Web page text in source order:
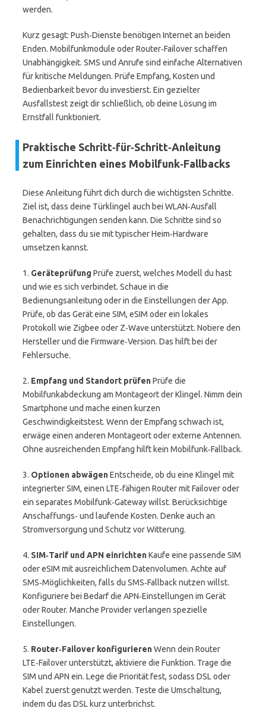
werden.
Kurz gesagt: Push‑Dienste benötigen Internet an beiden
Enden. Mobilfunkmodule oder Router‑Failover schaffen
Unabhängigkeit. SMS und Anrufe sind einfache Alternativen
für kritische Meldungen. Prüfe Empfang, Kosten und
Bedienbarkeit bevor du investierst. Ein gezielter
Ausfallstest zeigt dir schließlich, ob deine Lösung im
Ernstfall funktioniert.
Praktische Schritt‑für‑Schritt‑Anleitung
zum Einrichten eines Mobilfunk‑Fallbacks
Diese Anleitung führt dich durch die wichtigsten Schritte.
Ziel ist, dass deine Türklingel auch bei WLAN‑Ausfall
Benachrichtigungen senden kann. Die Schritte sind so
gehalten, dass du sie mit typischer Heim‑Hardware
umsetzen kannst.
1. Geräteprüfung Prüfe zuerst, welches Modell du hast
und wie es sich verbindet. Schaue in die
Bedienungsanleitung oder in die Einstellungen der App.
Prüfe, ob das Gerät eine SIM, eSIM oder ein lokales
Protokoll wie Zigbee oder Z‑Wave unterstützt. Notiere den
Hersteller und die Firmware‑Version. Das hilft bei der
Fehlersuche.
2. Empfang und Standort prüfenPrüfe die
Mobilfunkabdeckung am Montageort der Klingel. Nimm dein
Smartphone und mache einen kurzen
Geschwindigkeitstest. Wenn der Empfang schwach ist,
erwäge einen anderen Montageort oder externe Antennen.
Ohne ausreichenden Empfang hilft kein Mobilfunk‑Fallback.
3. Optionen abwägenEntscheide, ob du eine Klingel mit
integrierter SIM, einen LTE‑fähigen Router mit Failover oder
ein separates Mobilfunk‑Gateway willst. Berücksichtige
Anschaffungs‑ und laufende Kosten. Denke auch an
Stromversorgung und Schutz vor Witterung.
4. SIM‑Tarif und APN einrichtenKaufe eine passende SIM
oder eSIM mit ausreichlichem Datenvolumen. Achte auf
SMS‑Möglichkeiten, falls du SMS‑Fallback nutzen willst.
Konfiguriere bei Bedarf die APN‑Einstellungen im Gerät
oder Router. Manche Provider verlangen spezielle
Einstellungen.
5. Router‑Failover konfigurierenWenn dein Router
LTE‑Failover unterstützt, aktiviere die Funktion. Trage die
SIM und APN ein. Lege die Priorität fest, sodass DSL oder
Kabel zuerst genutzt werden. Teste die Umschaltung,
indem du das DSL kurz unterbrichst.